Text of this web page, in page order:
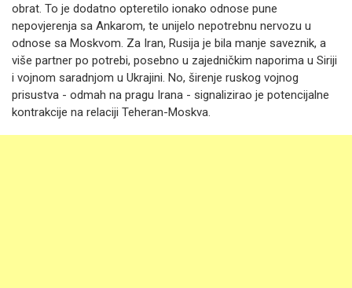
obrat. To je dodatno opteretilo ionako odnose pune
nepovjerenja sa Ankarom, te unijelo nepotrebnu nervozu u
odnose sa Moskvom. Za Iran, Rusija je bila manje saveznik, a
više partner po potrebi, posebno u zajedničkim naporima u Siriji
i vojnom saradnjom u Ukrajini. No, širenje ruskog vojnog
prisustva - odmah na pragu Irana - signalizirao je potencijalne
kontrakcije na relaciji Teheran-Moskva.